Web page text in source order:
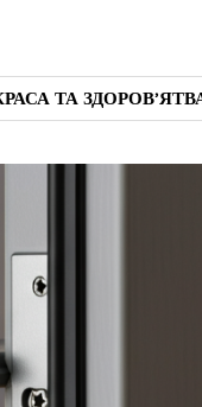
ТА ЗДОРОВ’Я